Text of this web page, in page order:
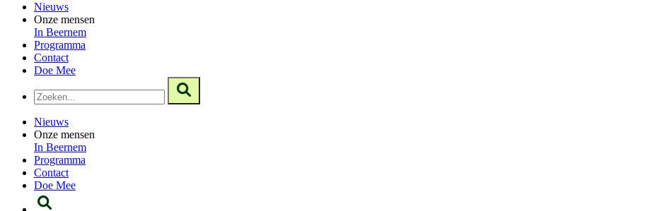
Nieuws
Onze mensen
In Beernem
Programma
Contact
Doe Mee
Nieuws
Onze mensen
In Beernem
Programma
Contact
Doe Mee